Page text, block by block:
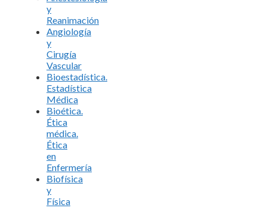
y
Reanimación
Angiología
y
Cirugía
Vascular
Bioestadística.
Estadística
Médica
Bioética.
Ética
médica.
Ética
en
Enfermería
Biofísica
y
Física